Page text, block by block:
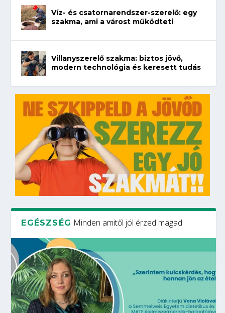
Víz- és csatornarendszer-szerelő: egy
szakma, ami a várost működteti
Villanyszerelő szakma: biztos jövő,
modern technológia és keresett tudás
EGÉSZSÉG Minden amitől jól érzed magad